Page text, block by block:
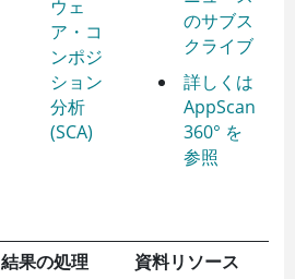
ウェ
ア・コ
ンポジ
ション
分析
(SCA)
のサブス
クライブ
詳しくは
AppScan
360° を
参照
結果の処理
資料リソース